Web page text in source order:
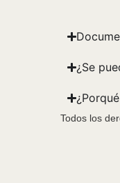
¿Se
Todos los